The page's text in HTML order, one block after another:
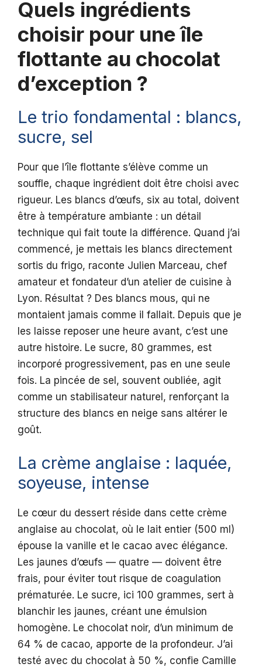
Quels ingrédients
choisir pour une île
flottante au chocolat
d’exception ?
Le trio fondamental : blancs,
sucre, sel
Pour que l’île flottante s’élève comme un
souffle, chaque ingrédient doit être choisi avec
rigueur. Les blancs d’œufs, six au total, doivent
être à température ambiante : un détail
technique qui fait toute la différence. Quand j’ai
commencé, je mettais les blancs directement
sortis du frigo, raconte Julien Marceau, chef
amateur et fondateur d’un atelier de cuisine à
Lyon. Résultat ? Des blancs mous, qui ne
montaient jamais comme il fallait. Depuis que je
les laisse reposer une heure avant, c’est une
autre histoire. Le sucre, 80 grammes, est
incorporé progressivement, pas en une seule
fois. La pincée de sel, souvent oubliée, agit
comme un stabilisateur naturel, renforçant la
structure des blancs en neige sans altérer le
goût.
La crème anglaise : laquée,
soyeuse, intense
Le cœur du dessert réside dans cette crème
anglaise au chocolat, où le lait entier (500 ml)
épouse la vanille et le cacao avec élégance.
Les jaunes d’œufs — quatre — doivent être
frais, pour éviter tout risque de coagulation
prématurée. Le sucre, ici 100 grammes, sert à
blanchir les jaunes, créant une émulsion
homogène. Le chocolat noir, d’un minimum de
64 % de cacao, apporte de la profondeur. J’ai
testé avec du chocolat à 50 %, confie Camille